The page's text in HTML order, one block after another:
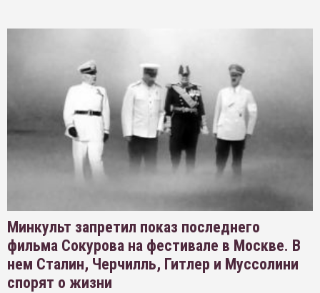
Минкульт запретил показ последнего
фильма Сокурова на фестивале в Москве. В
нем Сталин, Черчилль, Гитлер и Муссолини
спорят о жизни